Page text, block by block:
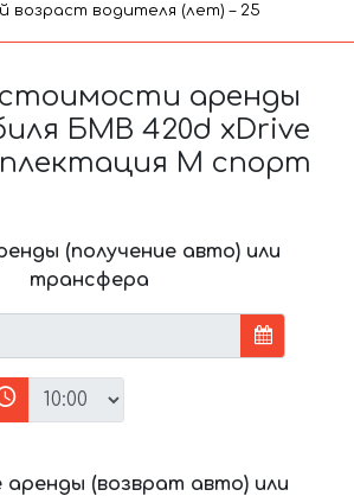
возраст водителя (лет) – 25
аренды
БМВ 420d xDrive
М спорт
(получение авто) или
трансфера
аренды (возврат авто) или